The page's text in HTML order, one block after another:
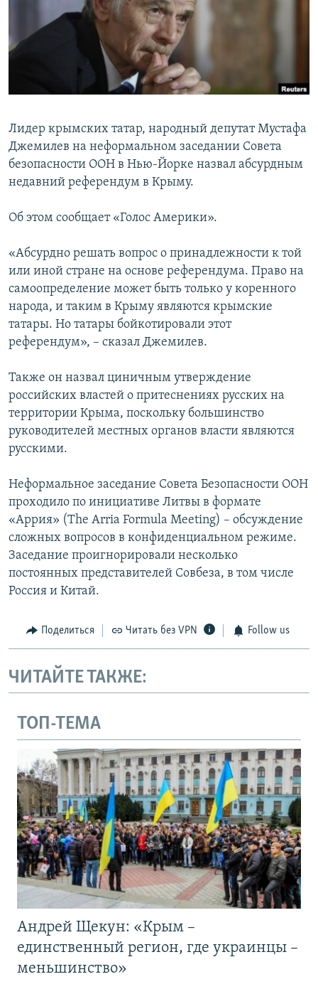
ПОБЕДИТЕЛЕЙ НЕ СУДЯТ?
КРЫМ.НЕПОКОРЕННЫЙ
УКРАИНСКАЯ ПРОБЛЕМА КРЫМА
ПРИСОЕДИНЯЙТЕСЬ!
Лидер крымских татар, народный депутат Мустафа
Джемилев на неформальном заседании Совета
безопасности ООН в Нью-Йорке назвал абсурдным
недавний референдум в Крыму.
Об этом сообщает «Голос Америки».
«Абсурдно решать вопрос о принадлежности к той
или иной стране на основе референдума. Право на
самоопределение может быть только у коренного
народа, и таким в Крыму являются крымские
татары. Но татары бойкотировали этот
референдум», – сказал Джемилев.
Также он назвал циничным утверждение
российских властей о притеснениях русских на
территории Крыма, поскольку большинство
руководителей местных органов власти являются
русскими.
Неформальное заседание Совета Безопасности ООН
проходило по инициативе Литвы в формате
«Аррия» (The Arria Formula Meeting) – обсуждение
сложных вопросов в конфиденциальном режиме.
Заседание проигнорировали несколько
постоянных представителей Совбеза, в том числе
Россия и Китай.
Поделиться Читать без VPN Follow us
ЧИТАЙТЕ ТАКЖЕ:
ТОП-ТЕМА
Андрей Щекун: «Крым –
единственный регион, где украинцы –
меньшинство»